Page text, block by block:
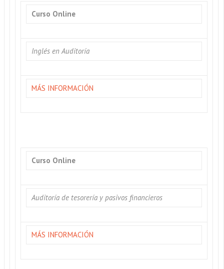
Curso Online
Inglés en Auditoría
MÁS INFORMACIÓN
Curso Online
Auditoría de tesorería y pasivos financieros
MÁS INFORMACIÓN